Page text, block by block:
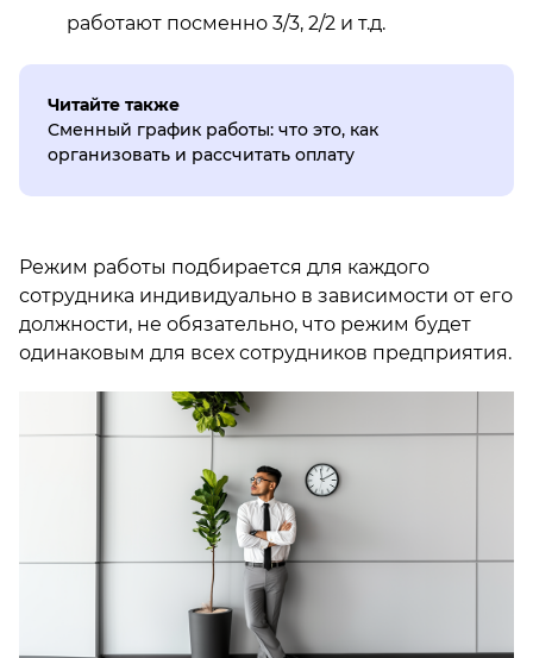
работают посменно 3/3, 2/2 и т.д.
Читайте также
Сменный график работы: что это, как
организовать и рассчитать оплату
Режим работы подбирается для каждого
сотрудника индивидуально в зависимости от его
должности, не обязательно, что режим будет
одинаковым для всех сотрудников предприятия.